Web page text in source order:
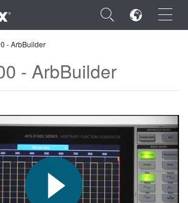
×
- ArbBuilder
- ArbBuilder